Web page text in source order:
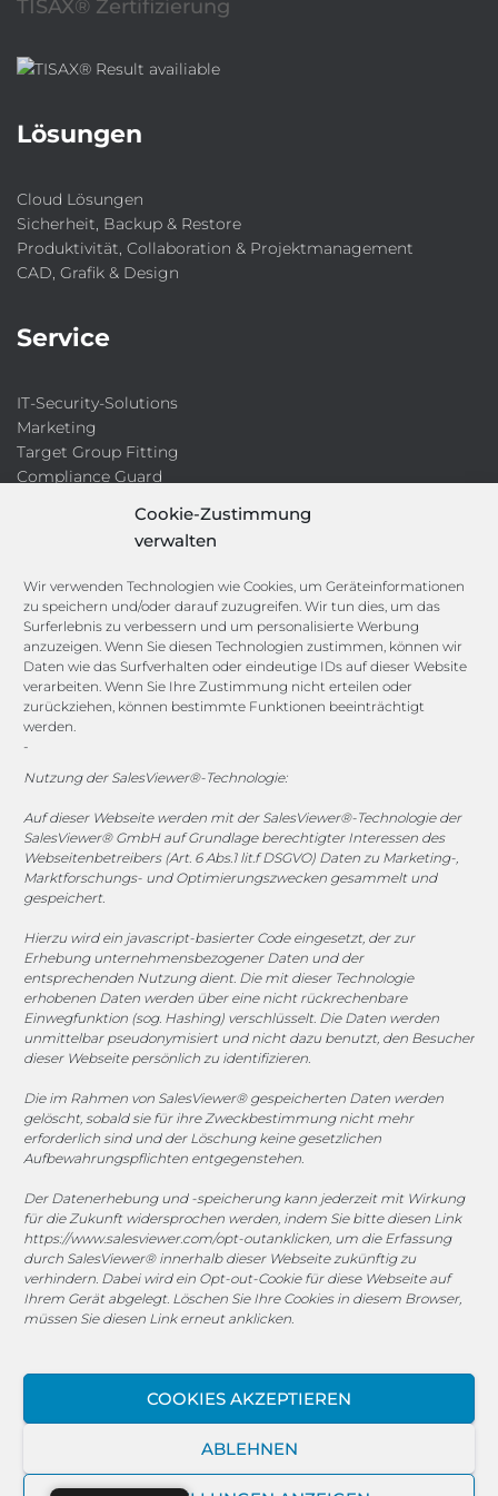
Cookie-Zustimmung
verwalten
Wir verwenden Technologien wie Cookies, um Geräteinformationen
zu speichern und/oder darauf zuzugreifen. Wir tun dies, um das
Surferlebnis zu verbessern und um personalisierte Werbung
anzuzeigen. Wenn Sie diesen Technologien zustimmen, können wir
Daten wie das Surfverhalten oder eindeutige IDs auf dieser Website
verarbeiten. Wenn Sie Ihre Zustimmung nicht erteilen oder
zurückziehen, können bestimmte Funktionen beeinträchtigt
werden.
-
Nutzung der SalesViewer®-Technologie:
Auf dieser Webseite werden mit der SalesViewer®-Technologie der
SalesViewer® GmbH auf Grundlage berechtigter Interessen des
Webseitenbetreibers (Art. 6 Abs.1 lit.f DSGVO) Daten zu Marketing-,
Marktforschungs- und Optimierungszwecken gesammelt und
gespeichert.
Hierzu wird ein javascript-basierter Code eingesetzt, der zur
Erhebung unternehmensbezogener Daten und der
entsprechenden Nutzung dient. Die mit dieser Technologie
erhobenen Daten werden über eine nicht rückrechenbare
Einwegfunktion (sog. Hashing) verschlüsselt. Die Daten werden
unmittelbar pseudonymisiert und nicht dazu benutzt, den Besucher
dieser Webseite persönlich zu identifizieren.
Die im Rahmen von SalesViewer® gespeicherten Daten werden
gelöscht, sobald sie für ihre Zweckbestimmung nicht mehr
erforderlich sind und der Löschung keine gesetzlichen
Aufbewahrungspflichten entgegenstehen.
Der Datenerhebung und -speicherung kann jederzeit mit Wirkung
für die Zukunft widersprochen werden, indem Sie bitte diesen Link
https://www.salesviewer.com/opt-outanklicken, um die Erfassung
durch SalesViewer® innerhalb dieser Webseite zukünftig zu
verhindern. Dabei wird ein Opt-out-Cookie für diese Webseite auf
Ihrem Gerät abgelegt. Löschen Sie Ihre Cookies in diesem Browser,
müssen Sie diesen Link erneut anklicken.
COOKIES AKZEPTIEREN
ABLEHNEN
TISAX® Zertifizierung
Lösungen
Cloud Lösungen
Sicherheit, Backup & Restore
Produktivität, Collaboration & Projektmanagement
CAD, Grafik & Design
Service
IT-Security-Solutions
Marketing
Target Group Fitting
Compliance Guard
Channels
vertrieb@megasoft.de
+49 2173 265 06 0
Mo. - Do. 08:00 - 17:00 Uhr
Fr. 08:00 - 15:00 Uhr
Sponsoring
1. FC Monheim
COOKIE-RICHTLINIE (EU)
© 2025 MEGASOFT® IT GmbH & Co. KG |
MEGASOFT® IT übernimmt keinerlei Gewähr für die
Aktualität, Richtigkeit und Vollständigkeit der
Haftungsansprüche gegen den Autor, welche sich auf
Schäden materieller oder ideeller Art beziehen, die durch
die Nutzung oder Nichtnutzung der dargebotenen
Informationen bzw. durch die Nutzung fehlerhafter und
unvollständiger Informationen verursacht wurden, sind
grundsätzlich ausgeschlossen, sofern seitens des Autors
Verschulden vorliegt. Alle Angebote sind freibleibend und
unverbindlich. MEGASOFT® IT behält es sich ausdrücklich
vor, Teile der Seiten oder das gesamte Angebot ohne
gesonderte Ankündigung zu verändern, zu ergänzen, zu
löschen oder die Veröffentlichung zeitweise oder endgültig